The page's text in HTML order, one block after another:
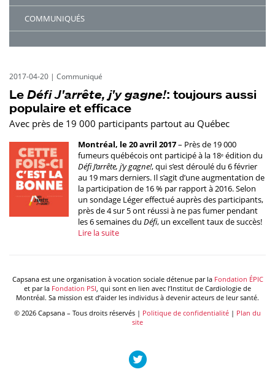
COMMUNIQUÉS
2017-04-20 | Communiqué
Le Défi J'arrête, j'y gagne!: toujours aussi
populaire et efficace
Avec près de 19 000 participants partout au Québec
Montréal, le 20 avril 2017– Près de 19 000
fumeurs québécois ont participé à la 18e édition du
Défi J’arrête, j’y gagne!, qui s’est déroulé du 6 février
au 19 mars derniers. Il s’agit d’une augmentation de
la participation de 16 % par rapport à 2016. Selon
un sondage Léger effectué auprès des participants,
près de 4 sur 5 ont réussi à ne pas fumer pendant
les 6 semaines du Défi, un excellent taux de succès!
Lire la suite
Capsana est une organisation à vocation sociale détenue par la Fondation ÉPIC
et par la Fondation PSI , qui sont en lien avec l’Institut de Cardiologie de
Montréal. Sa mission est d’aider les individus à devenir acteurs de leur santé.
© 2026 Capsana – Tous droits réservés | Politique de confidentialité | Plan du
site